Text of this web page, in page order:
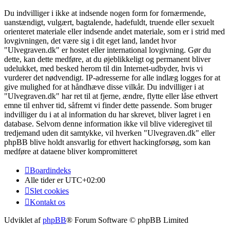
Du indvilliger i ikke at indsende nogen form for fornærmende,
uanstændigt, vulgært, bagtalende, hadefuldt, truende eller sexuelt
orienteret materiale eller indsende andet materiale, som er i strid med
lovgivningen, det være sig i dit eget land, landet hvor
"Ulvegraven.dk" er hostet eller international lovgivning. Gør du
dette, kan dette medføre, at du øjeblikkeligt og permanent bliver
udelukket, med besked herom til din Internet-udbyder, hvis vi
vurderer det nødvendigt. IP-adresserne for alle indlæg logges for at
give mulighed for at håndhæve disse vilkår. Du indvilliger i at
"Ulvegraven.dk" har ret til at fjerne, ændre, flytte eller låse ethvert
emne til enhver tid, såfremt vi finder dette passende. Som bruger
indvilliger du i at al information du har skrevet, bliver lagret i en
database. Selvom denne information ikke vil blive videregivet til
tredjemand uden dit samtykke, vil hverken "Ulvegraven.dk" eller
phpBB blive holdt ansvarlig for ethvert hackingforsøg, som kan
medføre at dataene bliver kompromitteret
Boardindeks
Alle tider erUTC+02:00
Slet cookies
Kontakt os
Udviklet afphpBB® Forum Software © phpBB Limited